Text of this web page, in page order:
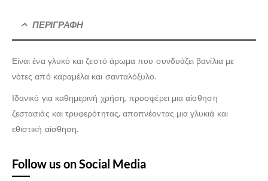
ΠΕΡΙΓΡΑΦΉ
Είναι ένα γλυκό και ζεστό άρωμα που συνδυάζει βανίλια με
νότες από καραμέλα και σανταλόξυλο.
Ιδανικό για καθημερινή χρήση, προσφέρει μια αίσθηση
ζεστασιάς και τρυφερότητας, αποπνέοντας μια γλυκιά και
εθιστική αίσθηση.
Follow us on Social Media